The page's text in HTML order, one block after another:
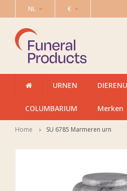
NL €
URNEN
COLUMBARIUM Merken
Home SU 6785 Marmeren urn